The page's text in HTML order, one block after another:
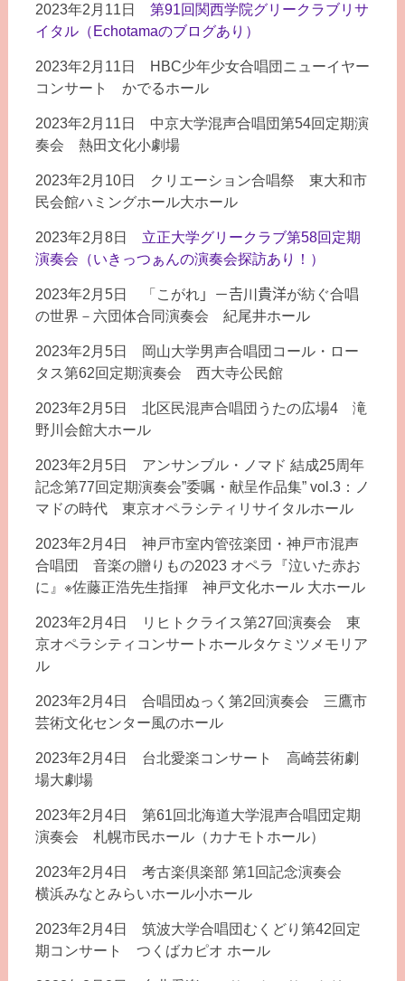
2023年2月11日 第91回関西学院グリークラブリサ
イタル（Echotamaのブログあり）
2023年2月11日 HBC少年少女合唱団ニューイヤー
コンサート かでるホール
2023年2月11日 中京大学混声合唱団第54回定期演
奏会 熱田文化小劇場
2023年2月10日 クリエーション合唱祭 東大和市
民会館ハミングホール大ホール
2023年2月8日 立正大学グリークラブ第58回定期
演奏会（いきっつぁんの演奏会探訪あり！）
2023年2月5日 「こがれ」－𠮷川貴洋が紡ぐ合唱
の世界－六団体合同演奏会 紀尾井ホール
2023年2月5日 岡山大学男声合唱団コール・ロー
タス第62回定期演奏会 西大寺公民館
2023年2月5日 北区民混声合唱団うたの広場4 滝
野川会館大ホール
2023年2月5日 アンサンブル・ノマド 結成25周年
記念第77回定期演奏会”委嘱・献呈作品集” vol.3：ノ
マドの時代 東京オペラシティリサイタルホール
2023年2月4日 神戸市室内管弦楽団・神戸市混声
合唱団 音楽の贈りもの2023 オペラ『泣いた赤お
に』※佐藤正浩先生指揮 神戸文化ホール 大ホール
2023年2月4日 リヒトクライス第27回演奏会 東
京オペラシティコンサートホールタケミツメモリア
ル
2023年2月4日 合唱団ぬっく第2回演奏会 三鷹市
芸術文化センター風のホール
2023年2月4日 台北愛楽コンサート 高崎芸術劇
場大劇場
2023年2月4日 第61回北海道大学混声合唱団定期
演奏会 札幌市民ホール（カナモトホール）
2023年2月4日 考古楽倶楽部 第1回記念演奏会
横浜みなとみらいホール小ホール
2023年2月4日 筑波大学合唱団むくどり第42回定
期コンサート つくばカピオ ホール